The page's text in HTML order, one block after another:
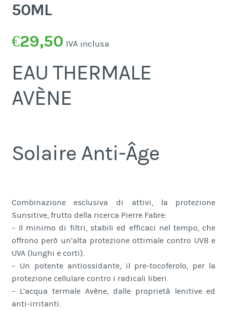
50ML
€29,50 IVA inclusa
EAU THERMALE
AVÈNE
Solaire Anti-Âge
Combinazione esclusiva di attivi, la protezione
Sunsitive, frutto della ricerca Pierre Fabre:
– Il minimo di filtri, stabili ed efficaci nel tempo, che
offrono però un’alta protezione ottimale contro UVB e
UVA (lunghi e corti).
– Un potente antiossidante, il pre-tocoferolo, per la
protezione cellulare contro i radicali liberi.
– L’acqua termale Avène, dalle proprietà lenitive ed
anti-irritanti.